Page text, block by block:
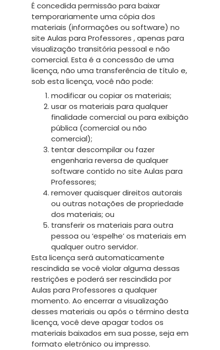
É concedida permissão para baixar
temporariamente uma cópia dos
materiais (informações ou software) no
site Aulas para Professores , apenas para
visualização transitória pessoal e não
comercial. Esta é a concessão de uma
licença, não uma transferência de título e,
sob esta licença, você não pode:
modificar ou copiar os materiais;
usar os materiais para qualquer
finalidade comercial ou para exibição
pública (comercial ou não
comercial);
tentar descompilar ou fazer
engenharia reversa de qualquer
software contido no site Aulas para
Professores;
remover quaisquer direitos autorais
ou outras notações de propriedade
dos materiais; ou
transferir os materiais para outra
pessoa ou ‘espelhe’ os materiais em
qualquer outro servidor.
Esta licença será automaticamente
rescindida se você violar alguma dessas
restrições e poderá ser rescindida por
Aulas para Professores a qualquer
momento. Ao encerrar a visualização
desses materiais ou após o término desta
licença, você deve apagar todos os
materiais baixados em sua posse, seja em
formato eletrónico ou impresso.